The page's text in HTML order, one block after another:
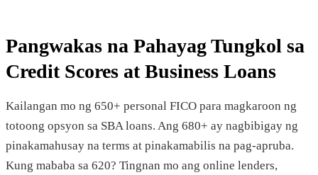
Pangwakas na Pahayag Tungkol sa
Credit Scores at Business Loans
Kailangan mo ng 650+ personal FICO para magkaroon ng
totoong opsyon sa SBA loans. Ang 680+ ay nagbibigay ng
pinakamahusay na terms at pinakamabilis na pag-apruba.
Kung mababa sa 620? Tingnan mo ang online lenders,